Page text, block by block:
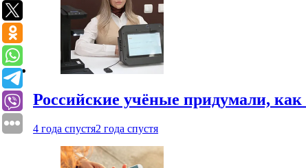
Российские учёные придумали, как
4 года спустя2 года спустя